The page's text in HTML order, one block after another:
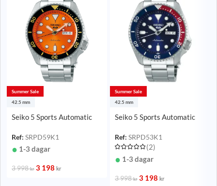
Summer Sale
42.5 mm
Seiko 5 Sports Automatic
Ref: SRPD59K1
1-3 dagar
3 998kr 3 198 kr
Summer Sale
42.5 mm
Seiko 5 Sports Automatic
Ref: SRPD53K1
(2)
1-3 dagar
3 998kr 3 198 kr